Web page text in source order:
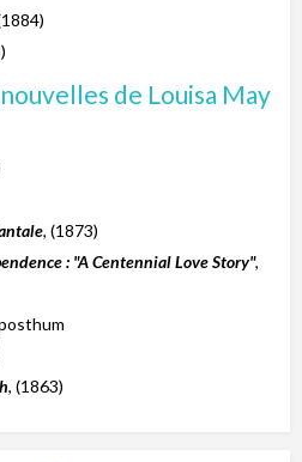
de Louisa May
, (1873)
: "A Centennial Love Story",
, (1863)